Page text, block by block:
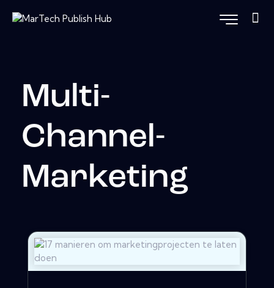
Multi-
Channel-
Marketing